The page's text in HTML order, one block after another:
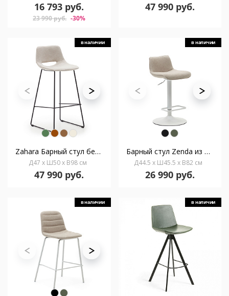
16 793 руб.
23 990 руб. -30%
47 990 руб.
в наличии
Zahara Барный стул бежевый с черными стальными ножками 76 см
Д47 x Ш50 x В98 см
47 990 руб.
в наличии
Барный стул Zenda из бежевой синели и матовой белой стали 81-102 см
Д44.5 x Ш45.5 x В82 см
26 990 руб.
в наличии в наличии